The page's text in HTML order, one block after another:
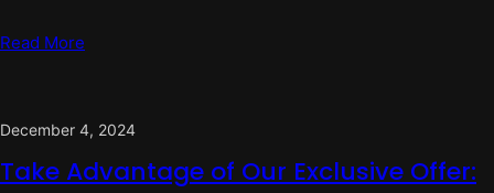
Read More
December 4, 2024
Take Advantage of Our Exclusive Offer: